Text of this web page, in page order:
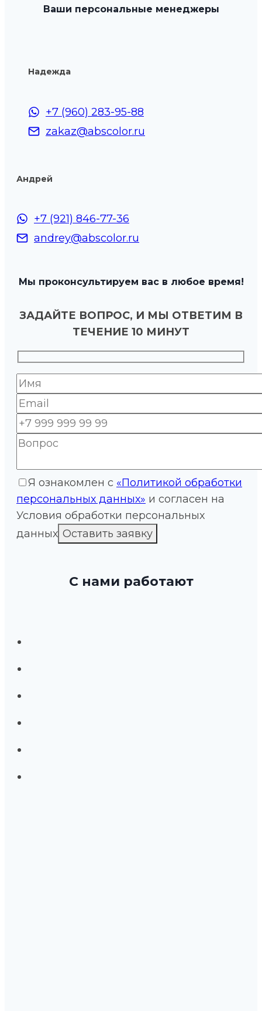
Ваши персональные менеджеры
Надежда
+7 (960) 283-95-88
zakaz@abscolor.ru
Андрей
+7 (921) 846-77-36
andrey@abscolor.ru
Мы проконсультируем вас в любое время!
ЗАДАЙТЕ ВОПРОС, И МЫ ОТВЕТИМ В
ТЕЧЕНИЕ 10 МИНУТ
Я ознакомлен с «Политикой обработки
персональных данных» и согласен на
Условия обработки персональных
данных
С нами работают